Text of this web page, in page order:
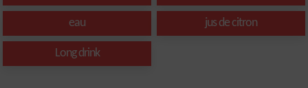
eau jus de citron
Long drink